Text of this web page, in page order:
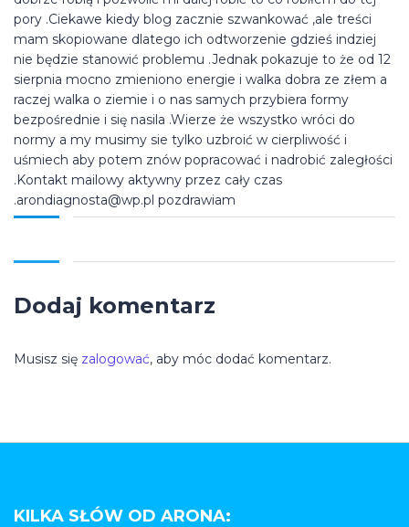
pory .Ciekawe kiedy blog zacznie szwankować ,ale treści
mam skopiowane dlatego ich odtworzenie gdzieś indziej
nie będzie stanowić problemu .Jednak pokazuje to że od 12
sierpnia mocno zmieniono energie i walka dobra ze złem a
raczej walka o ziemie i o nas samych przybiera formy
bezpośrednie i się nasila .Wierze że wszystko wróci do
normy a my musimy sie tylko uzbroić w cierpliwość i
uśmiech aby potem znów popracować i nadrobić zaległości
.Kontakt mailowy aktywny przez cały czas
.arondiagnosta@wp.pl pozdrawiam
Dodaj komentarz
Musisz się zalogować, aby móc dodać komentarz.
KILKA SŁÓW OD ARONA: